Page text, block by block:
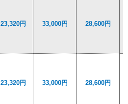
23,320円 33,000円 28,600円
23,320円 33,000円 28,600円
23,320円 33,000円 28,600円
23,320円 33,000円 28,600円